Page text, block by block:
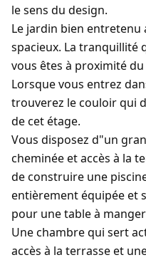
le sens du design.
Le jardin bien entretenu
spacieux. La tranquillité
vous êtes à proximité
Lorsque vous entrez
trouverez le couloir qui
de cet étage.
Vous disposez d"un
cheminée et accès à la
de construire une
entièrement équipée et
pour une table à
Une chambre qui sert
accès à la terrasse et